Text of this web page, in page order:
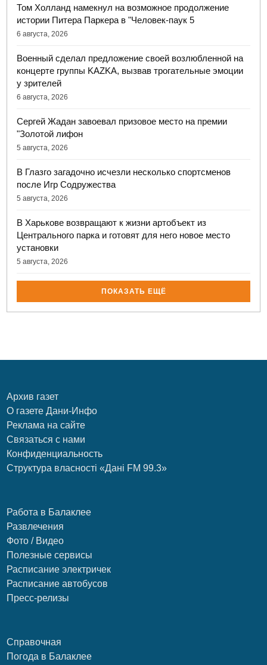
Том Холланд намекнул на возможное продолжение
истории Питера Паркера в "Человек-паук 5
6 августа, 2026
Военный сделал предложение своей возлюбленной на
концерте группы KAZKA, вызвав трогательные эмоции
у зрителей
6 августа, 2026
Сергей Жадан завоевал призовое место на премии
"Золотой лифон
5 августа, 2026
В Глазго загадочно исчезли несколько спортсменов
после Игр Содружества
5 августа, 2026
В Харькове возвращают к жизни артобъект из
Центрального парка и готовят для него новое место
установки
5 августа, 2026
ПОКАЗАТЬ ЕЩЁ
Архив газет
О газете Дани-Инфо
Реклама на сайте
Связаться с нами
Конфиденциальность
Структура власності «Дані FM 99.3»
Работа в Балаклее
Развлечения
Фото / Видео
Полезные сервисы
Расписание электричек
Расписание автобусов
Пресс-релизы
Справочная
Погода в Балаклее